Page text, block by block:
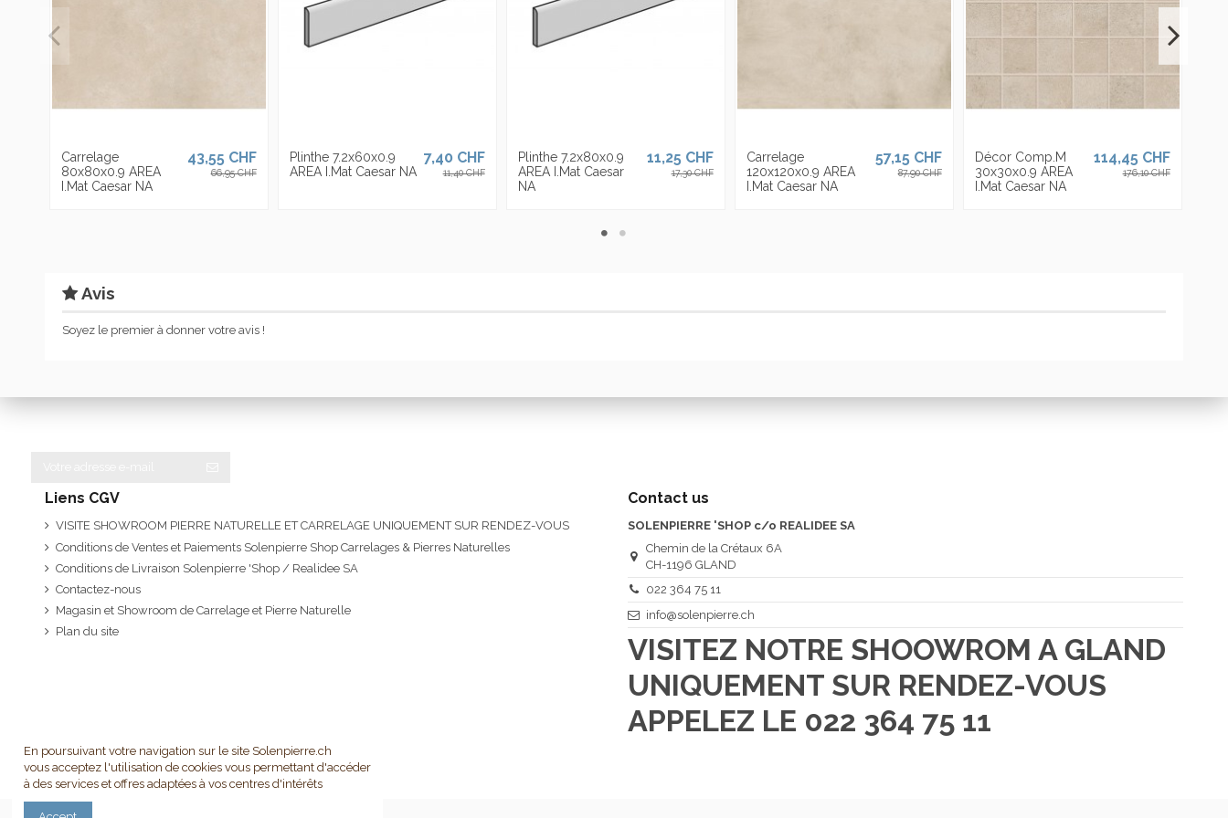
Carrelage
80x80x0.9 AREA
I.Mat Caesar NA
43,55 CHF
66,95 CHF
Plinthe 7.2x60x0.9
AREA I.Mat Caesar NA
7,40 CHF
11,40 CHF
Plinthe 7.2x80x0.9
AREA I.Mat Caesar
NA
11,25 CHF
17,30 CHF
Carrelage
120x120x0.9 AREA
I.Mat Caesar NA
57,15 CHF
87,90 CHF
Décor Comp.M
30x30x0.9 AREA
I.Mat Caesar NA
114,45 CHF
176,10 CHF
Avis
Soyez le premier à donner votre avis !
Liens CGV
VISITE SHOWROOM PIERRE NATURELLE ET CARRELAGE UNIQUEMENT SUR RENDEZ-VOUS
Conditions de Ventes et Paiements Solenpierre Shop Carrelages & Pierres Naturelles
Conditions de Livraison Solenpierre 'Shop / Realidee SA
Contactez-nous
Magasin et Showroom de Carrelage et Pierre Naturelle
Plan du site
Contact us
SOLENPIERRE 'SHOP c/o REALIDEE SA
Chemin de la Crétaux 6A
CH-1196 GLAND
022 364 75 11
info@solenpierre.ch
VISITEZ NOTRE SHOOWROM A GLAND
UNIQUEMENT SUR RENDEZ-VOUS
APPELEZ LE 022 364 75 11
En poursuivant votre navigation sur le site Solenpierre.ch
vous acceptez l'utilisation de cookies vous permettant d'accéder
à des services et offres adaptées à vos centres d'intérêts